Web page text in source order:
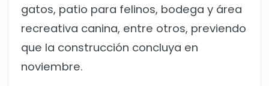
gatos, patio para felinos, bodega y área
recreativa canina, entre otros, previendo
que la construcción concluya en
noviembre.